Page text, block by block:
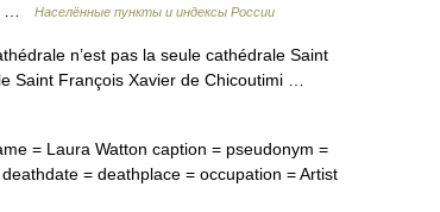
… Населённые пункты и индексы России
n’est pas la seule cathédrale Saint
Saint François Xavier de Chicoutimi …
= Laura Watton caption = pseudonym =
= deathplace = occupation = Artist